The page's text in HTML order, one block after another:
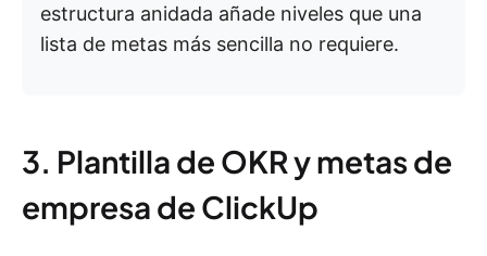
estructura anidada añade niveles que una
lista de metas más sencilla no requiere.
3. Plantilla de OKR y metas de
empresa de ClickUp